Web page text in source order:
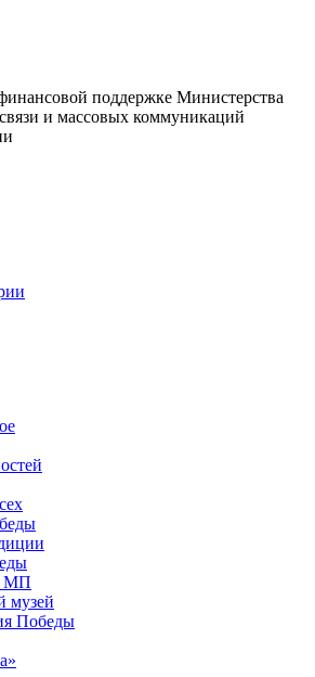
поддержке Министерства
и массовых коммуникаций
МП
музей
Победы